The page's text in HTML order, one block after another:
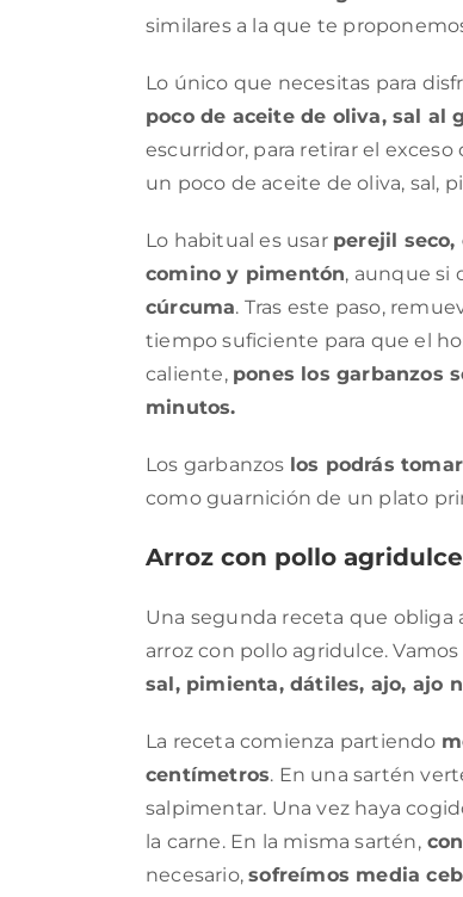
similares a la que te
Lo único que necesitas para
poco de aceite de oliva, sal al
escurridor, para retirar el
un poco de aceite de oliva, sal,
Lo habitual es usar perejil seco,
comino y pimentón, aunque si
cúrcuma. Tras este paso,
tiempo suficiente para que el
caliente, pones los garbanzos
minutos.
Los garbanzos los podrás
como guarnición de un plato
Arroz con pollo agridulce
Una segunda receta que obliga
arroz con pollo agridulce.
sal, pimienta, dátiles, ajo, ajo
La receta comienza partiendo
centímetros. En una sartén
salpimentar. Una vez haya
la carne. En la misma sartén,
necesario,sofreímos media